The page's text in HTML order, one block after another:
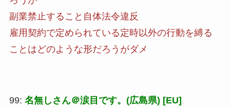
副業禁止すること自体法令違反
雇用契約で定められている定時以外の行動を縛る
ことはどのような形だろうがダメ
99: 名無しさん＠涙目です。(広島県) [EU]